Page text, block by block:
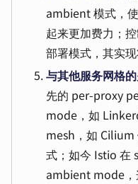
ambient 模式，
起来更加费力；
部署模式，其实现
与其他服务网格
先的 per-proxy
mode，如
mesh，如
式；如今 Istio 在
ambient mode，